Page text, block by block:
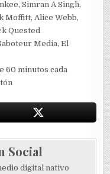
Simran A Singh,
Moffitt, Alice Webb,
Quested
Media, El
60 minutos cada
Social
digital nativo